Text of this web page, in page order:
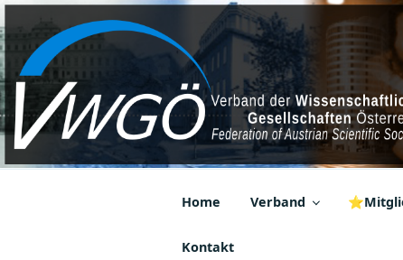
Zum
Inhalt
springen
VWGÖ
Federation of Austrian
Home Verband
Kontakt